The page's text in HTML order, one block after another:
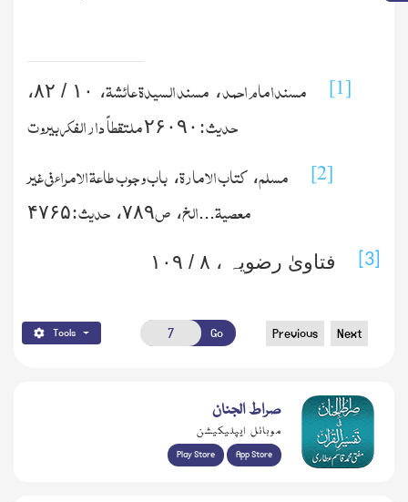
[1] مسندامام احمد، مسند السیدة عائشة، ۱۰ / ۸۲ ،
حدیث : ۲۶۰۹۰ملتقطاً دار الفکر بیروت
[2] مسلم،کتاب الامارة، باب وجوب طاعة الامراء فی غیر
معصیة...الخ، ص۷۸۹، حدیث :۴۷۶۵
فتاویٰ رضویہ ، ۸ / ۱۰۹
Tools Go Previous Next
صراط الجنان
موبائل ایپلیکیشن
Play Store App Store